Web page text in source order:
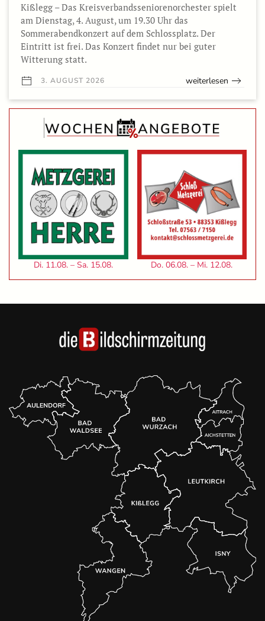
Kißlegg – Das Kreisverbandsseniorenorchester spielt
am Dienstag, 4. August, um 19.30 Uhr das
Sommerabendkonzert auf dem Schlossplatz. Der
Eintritt ist frei. Das Konzert findet nur bei guter
Witterung statt.
3. AUGUST 2026 weiterlesen
Di. 11.08. – Sa. 15.08. Do. 06.08. – Mi. 12.08.